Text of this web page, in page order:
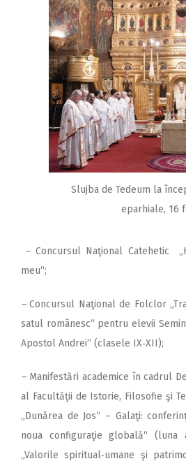
Slujba de Tedeum la
eparhiale, 16
– Concursul Naţional Catehetic
meu“;
–Concursul Naţional de Folclor
satul românesc“ pentru elevii
Apostol Andrei“ (clasele IX‑XII);
– Manifestări academice în cadrul
al Facultăţii de Istorie, Filosofie şi
„Dunărea de Jos“ – Galaţi:
noua configuraţie globală“ (luna
„Valorile spiritual‑umane şi